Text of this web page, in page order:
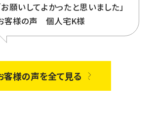
お願いしてよかったと思いました」
客様の声 個人宅K様
客様の声を全て見る